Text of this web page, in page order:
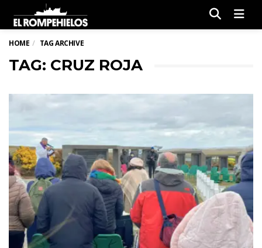
HOME TAG ARCHIVE
TAG: CRUZ ROJA